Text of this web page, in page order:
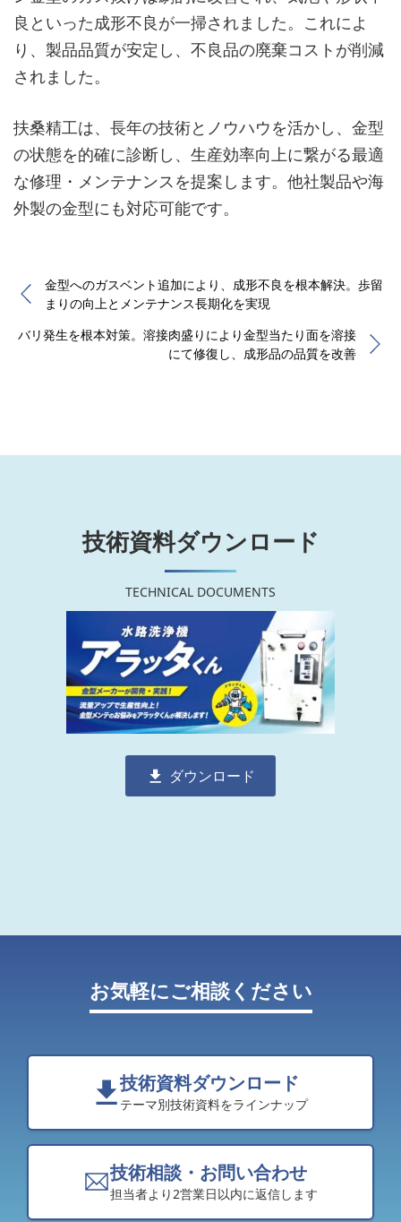
良といった成形不良が一掃されました。これによ
り、製品品質が安定し、不良品の廃棄コストが削減
されました。
扶桑精工は、長年の技術とノウハウを活かし、金型
の状態を的確に診断し、生産効率向上に繋がる最適
な修理・メンテナンスを提案します。他社製品や海
外製の金型にも対応可能です。
金型へのガスベント追加により、成形不良を根本解決。歩留
まりの向上とメンテナンス長期化を実現
バリ発生を根本対策。溶接肉盛りにより金型当たり面を溶接
にて修復し、成形品の品質を改善
技術資料ダウンロード
TECHNICAL DOCUMENTS
ダウンロード
お気軽にご相談ください
技術資料ダウンロード
テーマ別技術資料をラインナップ
技術相談・お問い合わせ
担当者より2営業日以内に返信します